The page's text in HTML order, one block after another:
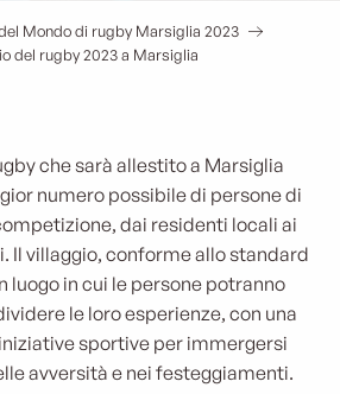
Mondo di rugby Marsiglia 2023
del rugby 2023 a Marsiglia
che sarà allestito a Marsiglia
numero possibile di persone di
dai residenti locali ai
Il villaggio, conforme allo standard
luogo in cui le persone potranno
le loro esperienze, con una
sportive per immergersi
avversità e nei festeggiamenti.